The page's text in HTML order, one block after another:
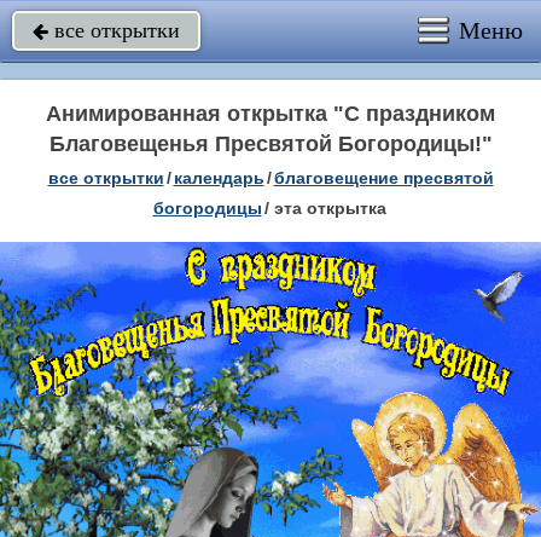
 все открытки Меню
Анимированная открытка "С праздником
Благовещенья Пресвятой Богородицы!"
все открытки/ календарь/благовещение пресвятой
богородицы/ эта открытка